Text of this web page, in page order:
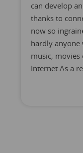
can develop
thanks to
now so
hardly anyone
music,
Internet As a